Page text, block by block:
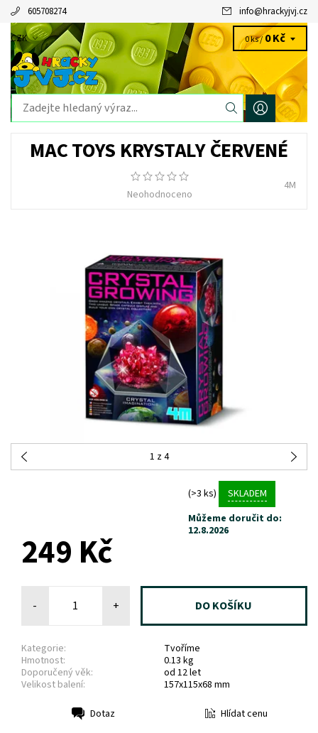
605708274 info@hrackyjvj.cz
CZK 0 ks /0 Kč
MAC TOYS KRYSTALY ČERVENÉ
Neohodnoceno
4M
1 z 4
(>3 ks)
SKLADEM
Můžeme doručit do:
12.8.2026
249 Kč
- +
Kategorie:
Tvoříme
Hmotnost:
0.13 kg
Doporučený věk:
od 12 let
Velikost balení:
157x115x68 mm
Dotaz
Hlídat cenu